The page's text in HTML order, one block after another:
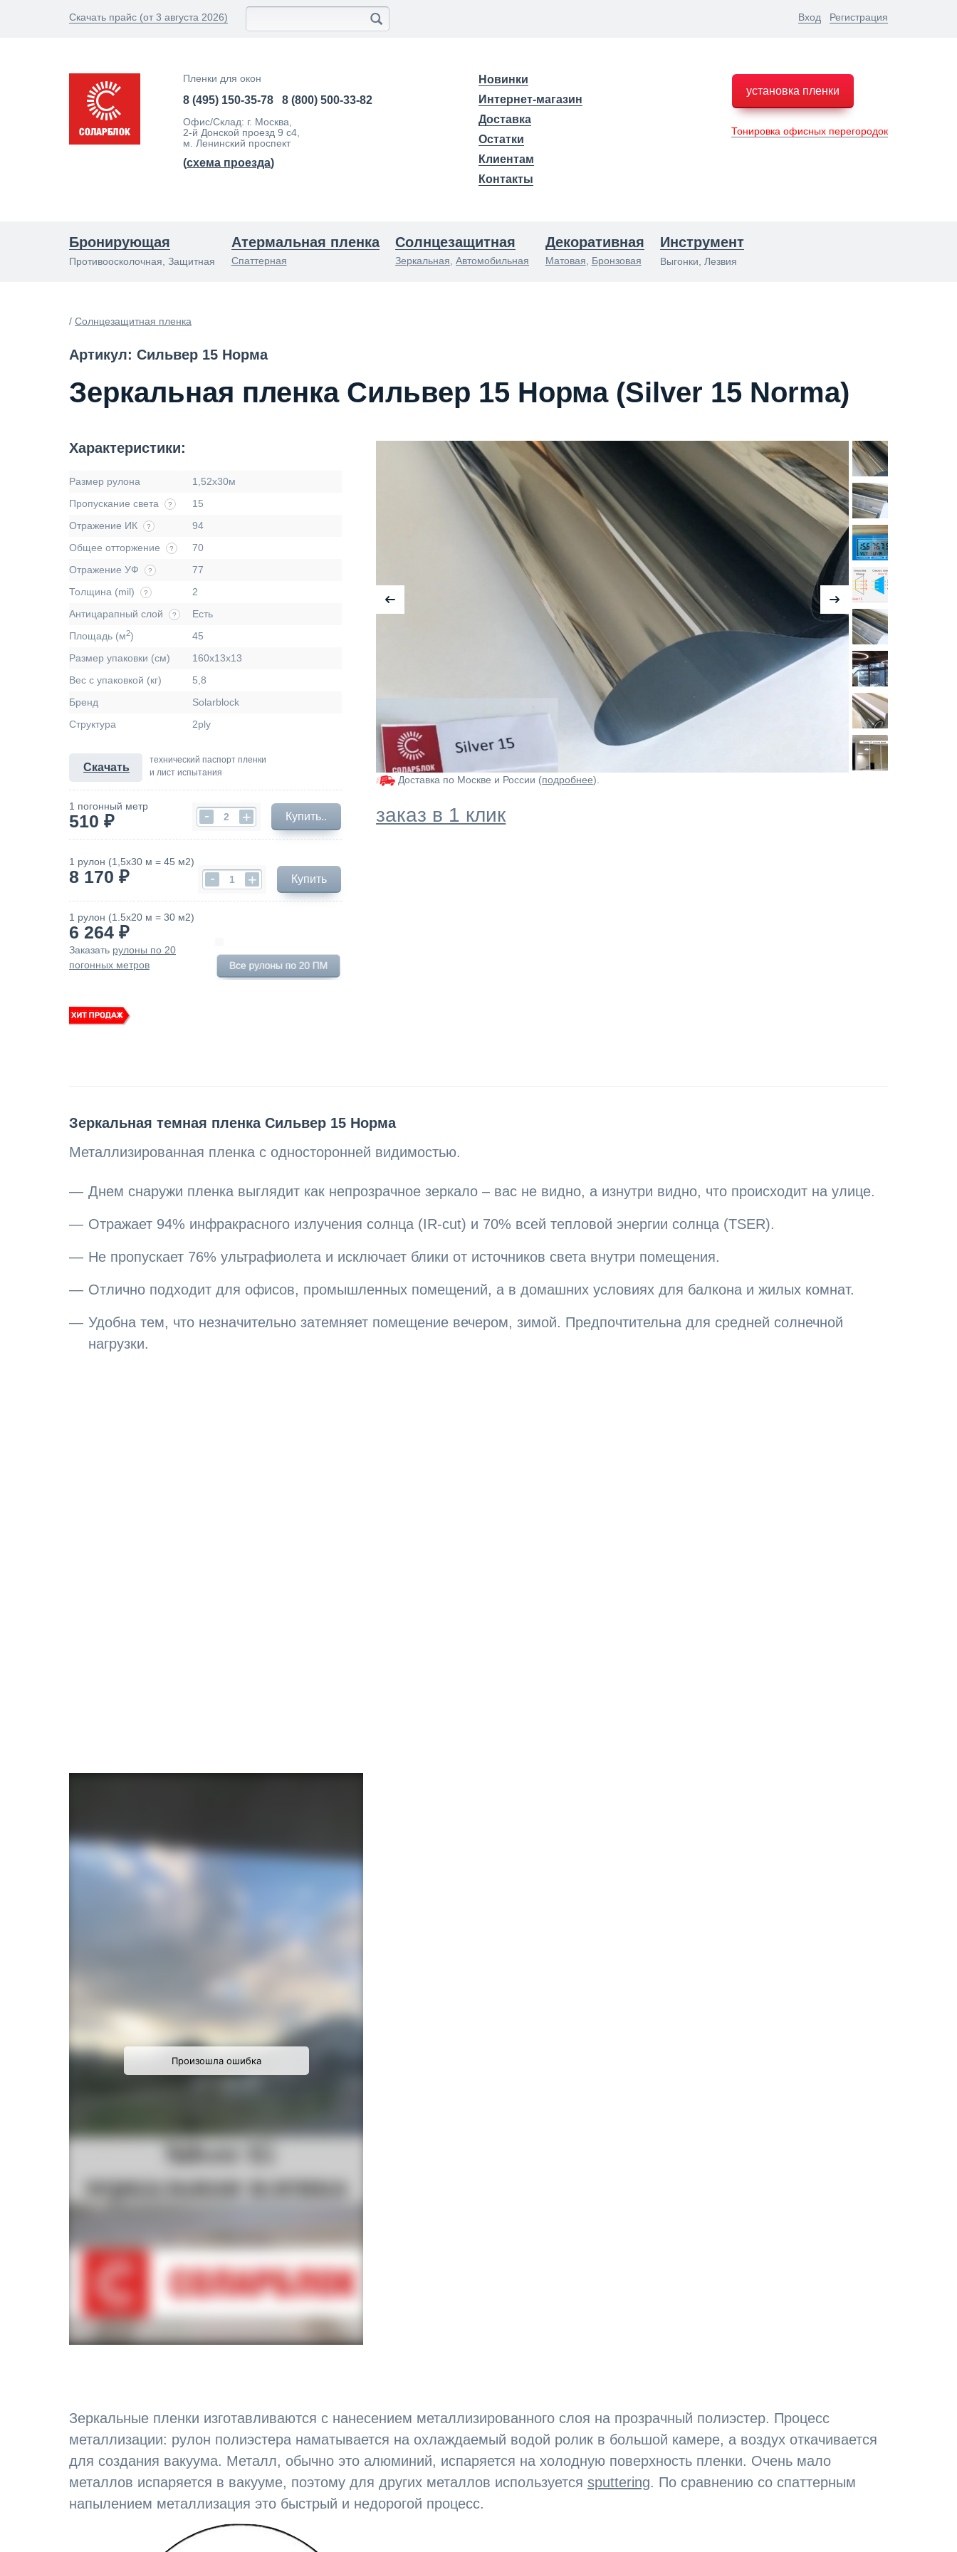
Скачать прайс (от 3 августа 2026) Вход Регистрация
Пленки для окон
8 (495) 150-35-78 8 (800) 500-33-82
Офис/Склад: г. Москва,
2-й Донской проезд 9 с4,
м. Ленинский проспект
(схема проезда)
Новинки
Интернет-магазин
Доставка
Остатки
Клиентам
Контакты
установка пленки
Тонировка офисных перегородок
Бронирующая
Противоосколочная, Защитная
Атермальная пленка
Спаттерная
Солнцезащитная
Зеркальная ,Автомобильная
Декоративная
Матовая Бронзовая
Инструмент
Выгонки, Лезвия
/ Солнцезащитная пленка
Артикул: Сильвер 15 Норма
Зеркальная пленка Сильвер 15 Норма (Silver 15 Norma)
Характеристики:
Размер рулона
1,52х30м
Пропускание света
?
15
Отражение ИК
?
94
Общее отторжение
?
70
Отражение УФ
?
77
Толщина (mil)
?
2
Антицарапный слой
?
Есть
Площадь (м2)
45
Размер упаковки (см)
160х13х13
Вес с упаковкой (кг)
5,8
Бренд
Solarblock
Структура
2ply
Скачать
технический паспорт пленки
и лист испытания
1 погонный метр
510 ₽ - + Купить..
1 рулон (1,5х30 м = 45 м2)
8 170 ₽ - + Купить
1 рулон (1.5х20 м = 30 м2)
6 264 ₽
Заказать рулоны по 20
погонных метров
Доставка по Москве и России (подробнее).
заказ в 1 клик
Зеркальная темная пленка Сильвер 15 Норма
Металлизированная пленка с односторонней видимостью.
Днем снаружи пленка выглядит как непрозрачное зеркало – вас не видно, а изнутри видно, что происходит на улице.
Отражает 94% инфракрасного излучения солнца (IR-cut) и 70% всей тепловой энергии солнца (TSER).
Не пропускает 76% ультрафиолета и исключает блики от источников света внутри помещения.
Отлично подходит для офисов, промышленных помещений, а в домашних условиях для балкона и жилых комнат.
Удобна тем, что незначительно затемняет помещение вечером, зимой. Предпочтительна для средней солнечной
нагрузки.
Зеркальные пленки изготавливаются с нанесением металлизированного слоя на прозрачный полиэстер. Процесс
металлизации: рулон полиэстера наматывается на охлаждаемый водой ролик в большой камере, а воздух откачивается
для создания вакуума. Металл, обычно это алюминий, испаряется на холодную поверхность пленки. Очень мало
металлов испаряется в вакууме, поэтому для других металлов используется sputtering. По сравнению со спаттерным
напылением металлизация это быстрый и недорогой процесс.